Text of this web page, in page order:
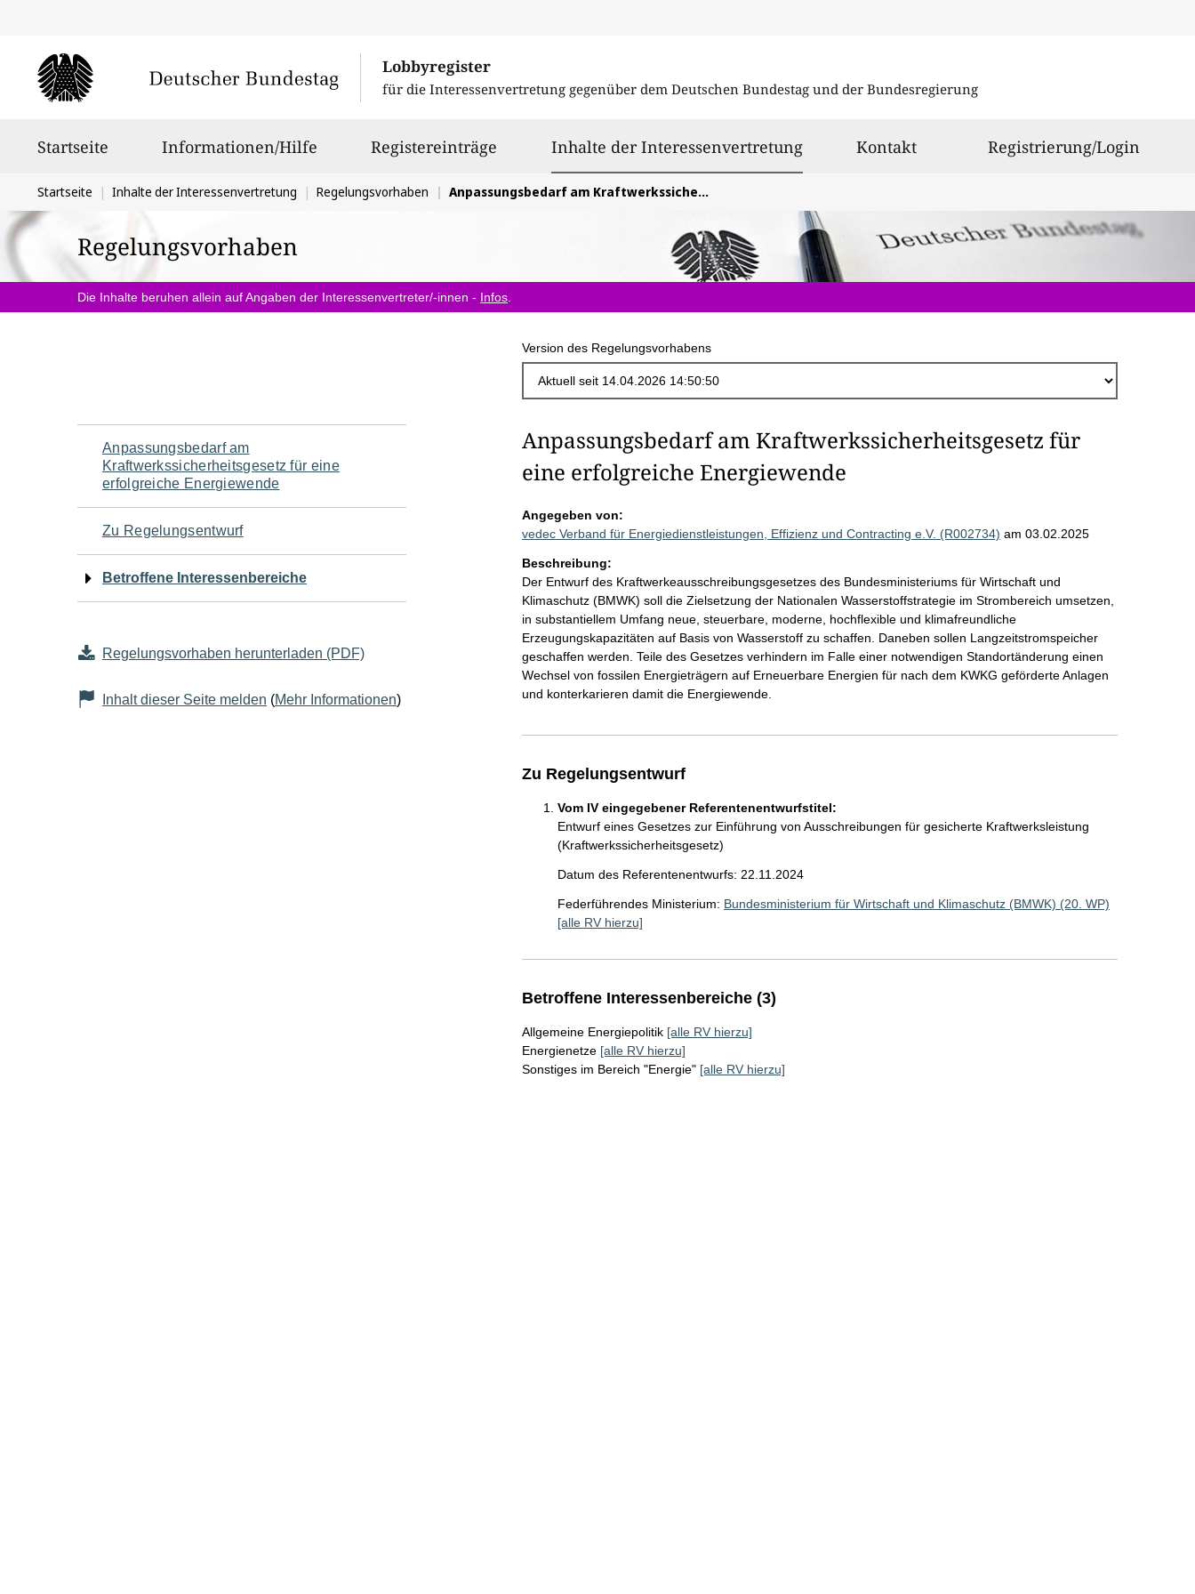
Lobbyregister
für die Interessenvertretung gegenüber dem Deutschen Bundestag und der Bundesregierung
Startseite Informationen/Hilfe Registereinträge Inhalte der Interessenvertretungausgewählt
Kontakt Registrierung/Login
Sie
befinden
sich
hier:
Startseite Inhalte der Interessenvertretung Regelungsvorhaben Anpassungsbedarf am Kraftwerkssicherheitsgesetz für eine erfolgreiche Energiewende
Regelungsvorhaben
Die Inhalte beruhen allein auf Angaben der Interessenvertreter/-innen - Infos
Version des Regelungsvorhabens
Navigation
für
den
Seiteninhalt
Anpassungsbedarf am
Kraftwerkssicherheitsgesetz für eine
erfolgreiche Energiewende
Zu Regelungsentwurf
Betroffene Interessenbereiche
Regelungsvorhaben herunterladen (PDF)
Inhalt dieser Seite melden (Mehr Informationen)
Anpassungsbedarf am Kraftwerkssicherheitsgesetz für
eine erfolgreiche Energiewende
Angegeben von:
vedec Verband für Energiedienstleistungen, Effizienz und Contracting e.V. (R002734) am 03.02.2025
Beschreibung:
Der Entwurf des Kraftwerkeausschreibungsgesetzes des Bundesministeriums für Wirtschaft und
Klimaschutz (BMWK) soll die Zielsetzung der Nationalen Wasserstoffstrategie im Strombereich umsetzen,
in substantiellem Umfang neue, steuerbare, moderne, hochflexible und klimafreundliche
Erzeugungskapazitäten auf Basis von Wasserstoff zu schaffen. Daneben sollen Langzeitstromspeicher
geschaffen werden. Teile des Gesetzes verhindern im Falle einer notwendigen Standortänderung einen
Wechsel von fossilen Energieträgern auf Erneuerbare Energien für nach dem KWKG geförderte Anlagen
und konterkarieren damit die Energiewende.
Zu Regelungsentwurf
Vom IV eingegebener Referentenentwurfstitel:
Entwurf eines Gesetzes zur Einführung von Ausschreibungen für gesicherte Kraftwerksleistung
(Kraftwerkssicherheitsgesetz)
Datum des Referentenentwurfs: 22.11.2024
Federführendes Ministerium: Bundesministerium für Wirtschaft und Klimaschutz (BMWK) (20. WP)
[alle RV hierzu]
Betroffene Interessenbereiche (3)
Allgemeine Energiepolitik [alle RV hierzu]
Energienetze [alle RV hierzu]
Sonstiges im Bereich "Energie" [alle RV hierzu]